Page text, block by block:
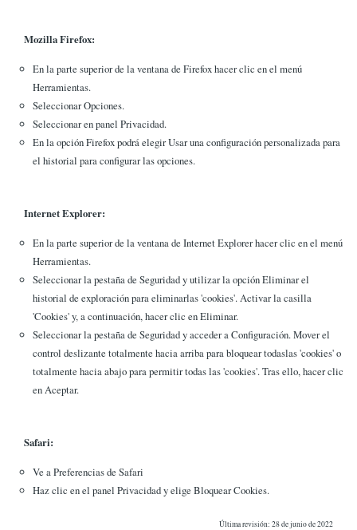
Mozilla Firefox:
En la parte superior de la ventana de Firefox hacer clic en el menú
Herramientas.
Seleccionar Opciones.
Seleccionar en panel Privacidad.
En la opción Firefox podrá elegir Usar una configuración personalizada para
el historial para configurar las opciones.
Internet Explorer:
En la parte superior de la ventana de Internet Explorer hacer clic en el menú
Herramientas.
Seleccionar la pestaña de Seguridad y utilizar la opción Eliminar el
historial de exploración para eliminarlas 'cookies'. Activar la casilla
'Cookies' y, a continuación, hacer clic en Eliminar.
Seleccionar la pestaña de Seguridad y acceder a Configuración. Mover el
control deslizante totalmente hacia arriba para bloquear todaslas 'cookies' o
totalmente hacia abajo para permitir todas las 'cookies'. Tras ello, hacer clic
en Aceptar.
Safari:
Ve a Preferencias de Safari
Haz clic en el panel Privacidad y elige Bloquear Cookies.
Última revisión: 28 de junio de 2022